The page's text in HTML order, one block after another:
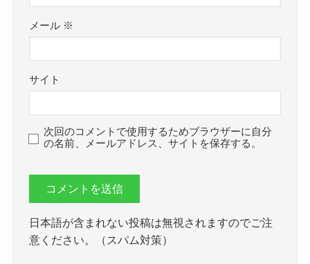
メール ※
サイト
次回のコメントで使用するためブラウザーに自分
の名前、メールアドレス、サイトを保存する。
日本語が含まれない投稿は無視されますのでご注
意ください。（スパム対策）